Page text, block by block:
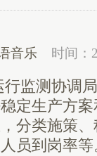
音乐 时间：
监测协调
定生产方
分类施策
员到岗率等